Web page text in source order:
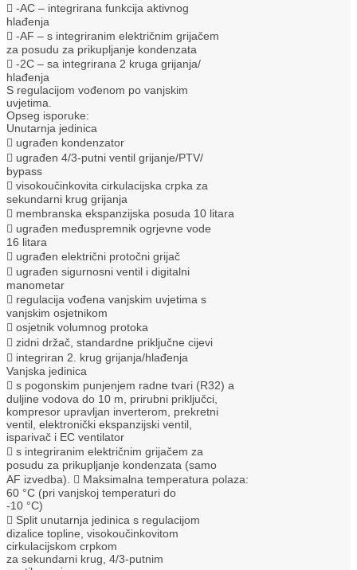
 -AC – integrirana funkcija aktivnog
hlađenja
 -AF – s integriranim električnim grijačem
za posudu za prikupljanje kondenzata
 -2C – sa integrirana 2 kruga grijanja/
hlađenja
S regulacijom vođenom po vanjskim
uvjetima.
Opseg isporuke:
Unutarnja jedinica
 ugrađen kondenzator
 ugrađen 4/3-putni ventil grijanje/PTV/
bypass
 visokoučinkovita cirkulacijska crpka za
sekundarni krug grijanja
 membranska ekspanzijska posuda 10 litara
 ugrađen međuspremnik ogrjevne vode
16 litara
 ugrađen električni protočni grijač
 ugrađen sigurnosni ventil i digitalni
manometar
 regulacija vođena vanjskim uvjetima s
vanjskim osjetnikom
 osjetnik volumnog protoka
 zidni držač, standardne priključne cijevi
 integriran 2. krug grijanja/hlađenja
Vanjska jedinica
 s pogonskim punjenjem radne tvari (R32) a
duljine vodova do 10 m, prirubni priključci,
kompresor upravljan inverterom, prekretni
ventil, elektronički ekspanzijski ventil,
isparivač i EC ventilator
 s integriranim električnim grijačem za
posudu za prikupljanje kondenzata (samo
AF izvedba).  Maksimalna temperatura polaza:
60 °C (pri vanjskoj temperaturi do
-10 °C)
 Split unutarnja jedinica s regulacijom
dizalice topline, visokoučinkovitom
cirkulacijskom crpkom
za sekundarni krug, 4/3-putnim